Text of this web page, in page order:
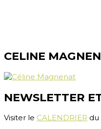
CELINE
NEWSLETTER
Visiter le CALENDRIER du